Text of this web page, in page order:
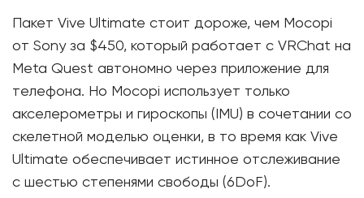
Пакет Vive Ultimate стоит дороже, чем Mocopi
от Sony за $450, который работает с VRChat на
Meta Quest автономно через приложение для
телефона. Но Mocopi использует только
акселерометры и гироскопы (IMU) в сочетании со
скелетной моделью оценки, в то время как Vive
Ultimate обеспечивает истинное отслеживание
с шестью степенями свободы (6DoF).